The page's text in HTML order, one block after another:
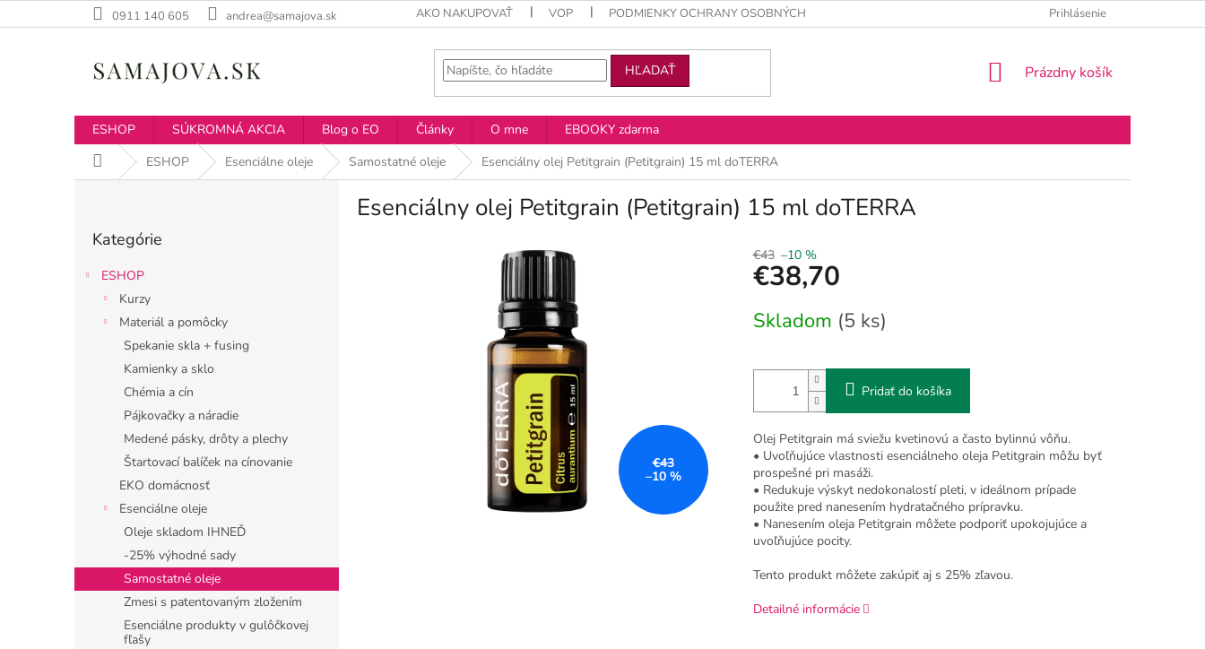
na
0911 140 605 andrea@samajova.sk AKO NAKUPOVAŤ VOP PODMIENKY OCHRANY OSOBNÝCH ÚDAJOV Prihlásenie
HĽADAŤ
NÁKUPNÝ
Prázdny košík
ESHOP SÚKROMNÁ AKCIA Blog o EO Články O mne
EBOOKY zdarma
DomovESHOP Esenciálne oleje Samostatné oleje Esenciálny olej Petitgrain (Petitgrain) 15 ml doTERRA
kategórie
Kategórie
ESHOP
Kurzy
Materiál a pomôcky
Spekanie skla + fusing
Kamienky a sklo
Chémia a cín
Pájkovačky a náradie
Medené pásky, drôty a plechy
Štartovací balíček na cínovanie
EKO domácnosť
Esenciálne oleje
Oleje skladom IHNEĎ
-25% výhodné sady
Samostatné oleje
Zmesi s patentovaným zložením
Esenciálne produkty v gulôčkovej
fľašy
Esenciálny olej Petitgrain (Petitgrain) 15 ml doTERRA
€43
–10 %
€43 –10 %
€38,70
cena:
Skladom (5 ks)
Pridať do košíka
Olej Petitgrain má sviežu kvetinovú a často bylinnú vôňu.
• Uvoľňujúce vlastnosti esenciálneho oleja Petitgrain môžu byť
prospešné pri masáži.
• Redukuje výskyt nedokonalostí pleti, v ideálnom prípade
použite pred nanesením hydratačného prípravku.
• Nanesením oleja Petitgrain môžete podporiť upokojujúce a
uvoľňujúce pocity.
Tento produkt môžete zakúpiť aj s 25% zľavou.
Detailné informácie